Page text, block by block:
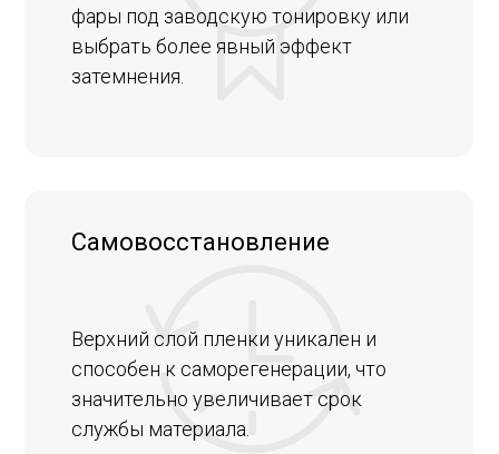
Самовосстановление
фары под заводскую тонировку или
выбрать более явный эффект
затемнения.
Верхний слой пленки уникален и
способен к саморегенерации, что
значительно увеличивает срок
службы материала.